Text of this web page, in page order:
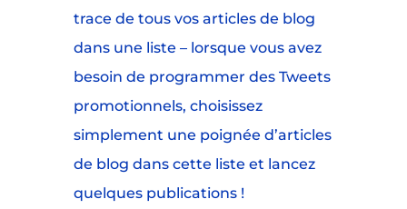
trace de tous vos articles de blog
dans une liste – lorsque vous avez
besoin de programmer des Tweets
promotionnels, choisissez
simplement une poignée d’articles
de blog dans cette liste et lancez
quelques publications !